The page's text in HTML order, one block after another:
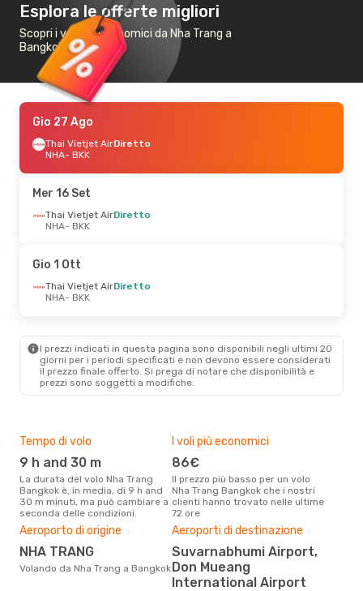
Esplora le offerte migliori
Scopri i voli più economici da Nha Trang a
Bangkok
Gio 27 Ago
Thai Vietjet AirDiretto
NHA- BKK
Mer 16 Set
Thai Vietjet AirDiretto
NHA- BKK
Gio 1 Ott
Thai Vietjet AirDiretto
NHA- BKK
I prezzi indicati in questa pagina sono disponibili negli ultimi 20
giorni per i periodi specificati e non devono essere considerati
il ​​prezzo finale offerto. Si prega di notare che disponibilità e
prezzi sono soggetti a modifiche.
Tempo di volo
9 h and 30 m
La durata del volo Nha Trang
Bangkok è, in media, di 9 h and
30 m minuti, ma può cambiare a
seconda delle condizioni.
I voli più economici
86€
Il prezzo più basso per un volo
Nha Trang Bangkok che i nostri
clienti hanno trovato nelle ultime
72 ore
Aeroporto di origine
NHA TRANG
Volando da Nha Trang a Bangkok
Aeroporti di destinazione
Suvarnabhumi Airport,
Don Mueang
International Airport